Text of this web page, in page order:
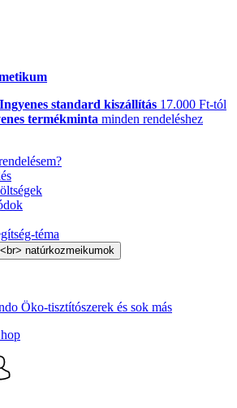
standard kiszállítás 17.000 Ft-tól
termékminta minden rendeléshez
téma
Öko-tisztítószerek és sok más